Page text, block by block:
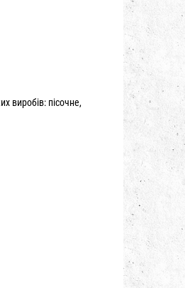
виробів: пісочне,